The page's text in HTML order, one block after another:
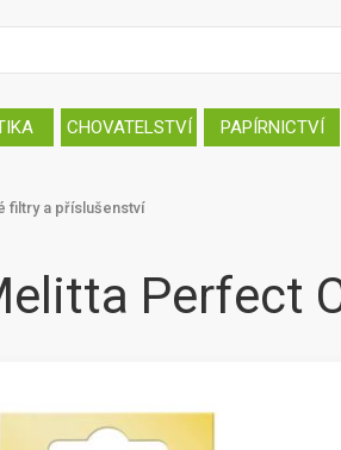
CHOVATELSTVÍ PAPÍRNICTVÍ
filtry a příslušenství
Perfect